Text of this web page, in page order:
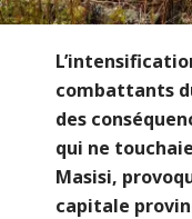
combattants
des
qui ne
Masisi,
capitale